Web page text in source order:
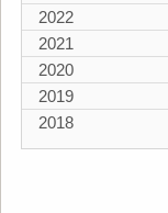
2022
2021
2020
2019
2018